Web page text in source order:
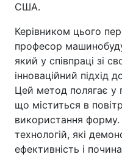
США.
Керівником цього
професор
який у співпраці зі
інноваційний підхід
Цей метод полягає у
що міститься в
використання форму.
технологій, які
ефективність і